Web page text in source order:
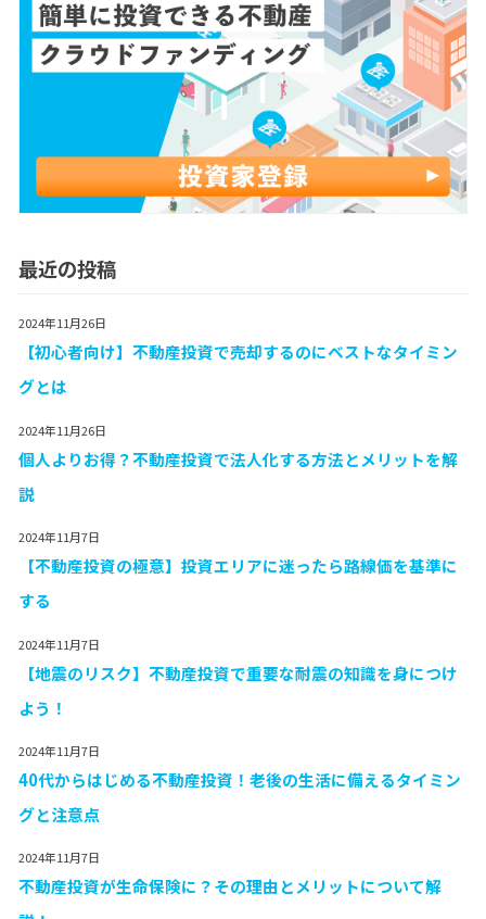
最近の投稿
2024年11月26日
【初心者向け】不動産投資で売却するのにベストなタイミン
グとは
2024年11月26日
個人よりお得？不動産投資で法人化する方法とメリットを解
説
2024年11月7日
【不動産投資の極意】投資エリアに迷ったら路線価を基準に
する
2024年11月7日
【地震のリスク】不動産投資で重要な耐震の知識を身につけ
よう！
2024年11月7日
40代からはじめる不動産投資！老後の生活に備えるタイミン
グと注意点
2024年11月7日
不動産投資が生命保険に？その理由とメリットについて解